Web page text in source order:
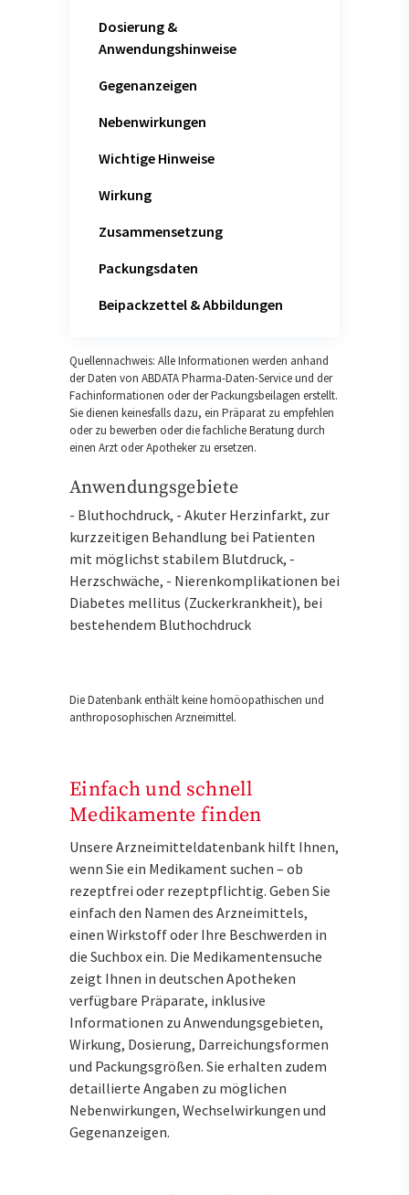
Dosierung &
Anwendungshinweise
Gegenanzeigen
Nebenwirkungen
Wichtige Hinweise
Wirkung
Zusammensetzung
Packungsdaten
Beipackzettel & Abbildungen
Quellennachweis: Alle Informationen werden anhand
der Daten von ABDATA Pharma-Daten-Service und der
Fachinformationen oder der Packungsbeilagen erstellt.
Sie dienen keinesfalls dazu, ein Präparat zu empfehlen
oder zu bewerben oder die fachliche Beratung durch
einen Arzt oder Apotheker zu ersetzen.
Anwendungsgebiete
- Bluthochdruck, - Akuter Herzinfarkt, zur
kurzzeitigen Behandlung bei Patienten
mit möglichst stabilem Blutdruck, -
Herzschwäche, - Nierenkomplikationen bei
Diabetes mellitus (Zuckerkrankheit), bei
bestehendem Bluthochdruck
Die Datenbank enthält keine homöopathischen und
anthroposophischen Arzneimittel.
Einfach und schnell
Medikamente finden
Unsere Arzneimitteldatenbank hilft Ihnen,
wenn Sie ein Medikament suchen – ob
rezeptfrei oder rezeptpflichtig. Geben Sie
einfach den Namen des Arzneimittels,
einen Wirkstoff oder Ihre Beschwerden in
die Suchbox ein. Die Medikamentensuche
zeigt Ihnen in deutschen Apotheken
verfügbare Präparate, inklusive
Informationen zu Anwendungsgebieten,
Wirkung, Dosierung, Darreichungsformen
und Packungsgrößen. Sie erhalten zudem
detaillierte Angaben zu möglichen
Nebenwirkungen, Wechselwirkungen und
Gegenanzeigen.